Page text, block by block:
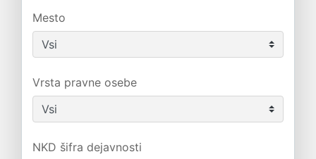
Mesto
Vrsta pravne osebe
NKD šifra dejavnosti